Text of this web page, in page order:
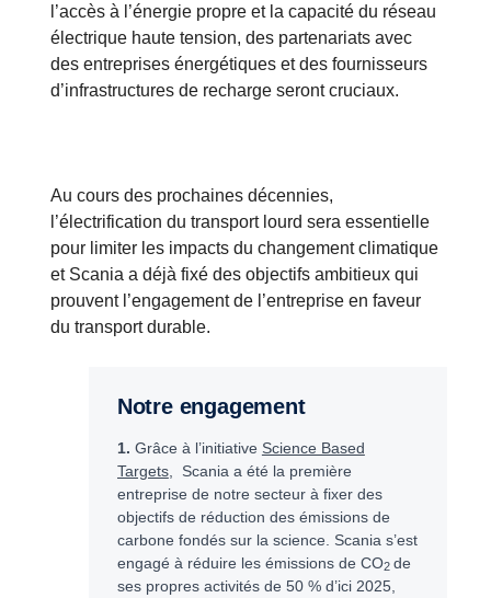
l’accès à l’énergie propre et la capacité du réseau
électrique haute tension, des partenariats avec
des entreprises énergétiques et des fournisseurs
d’infrastructures de recharge seront cruciaux.
Au cours des prochaines décennies,
l’électrification du transport lourd sera essentielle
pour limiter les impacts du changement climatique
et Scania a déjà fixé des objectifs ambitieux qui
prouvent l’engagement de l’entreprise en faveur
du transport durable.
Notre engagement
1. Grâce à l’initiative Science Based
Targets, Scania a été la première
entreprise de notre secteur à fixer des
objectifs de réduction des émissions de
carbone fondés sur la science. Scania s’est
engagé à réduire les émissions de CO2 de
ses propres activités de 50 % d’ici 2025,